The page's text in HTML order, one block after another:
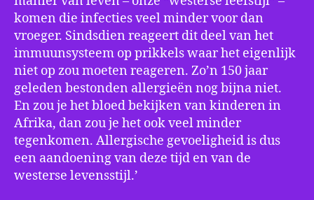
komen die infecties veel minder voor dan
vroeger. Sindsdien reageert dit deel van het
immuunsysteem op prikkels waar het eigenlijk
niet op zou moeten reageren. Zo’n 150 jaar
geleden bestonden allergieën nog bijna niet.
En zou je het bloed bekijken van kinderen in
Afrika, dan zou je het ook veel minder
tegenkomen. Allergische gevoeligheid is dus
een aandoening van deze tijd en van de
westerse levensstijl.’